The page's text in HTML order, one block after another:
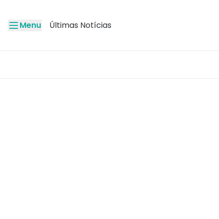
Menu Últimas Notícias